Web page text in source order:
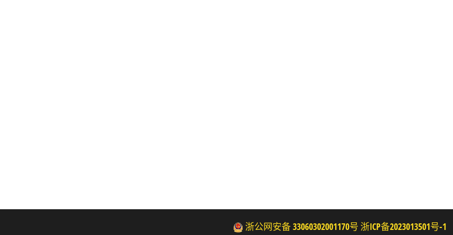
浙公网安备 33060302001170号 浙ICP备2023013501号-1